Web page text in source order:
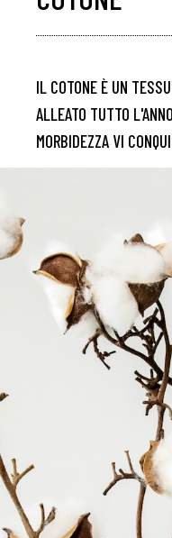
IL COTONE È UN
ALLEATO TUTTO
MORBIDEZZA VI